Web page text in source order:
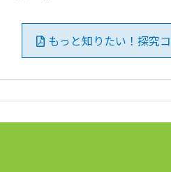
もっと知りたい！探究